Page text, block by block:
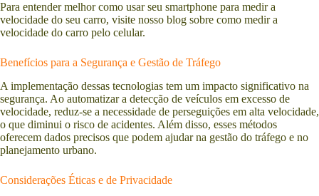
Para entender melhor como usar seu smartphone para medir a
velocidade do seu carro, visite nosso blog sobre como medir a
velocidade do carro pelo celular.
Benefícios para a Segurança e Gestão de Tráfego
A implementação dessas tecnologias tem um impacto significativo na
segurança. Ao automatizar a detecção de veículos em excesso de
velocidade, reduz-se a necessidade de perseguições em alta velocidade,
o que diminui o risco de acidentes. Além disso, esses métodos
oferecem dados precisos que podem ajudar na gestão do tráfego e no
planejamento urbano.
Considerações Éticas e de Privacidade